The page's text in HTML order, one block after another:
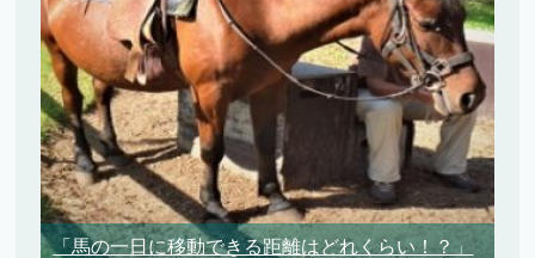
「馬の一日に移動できる距離はどれくらい！？」